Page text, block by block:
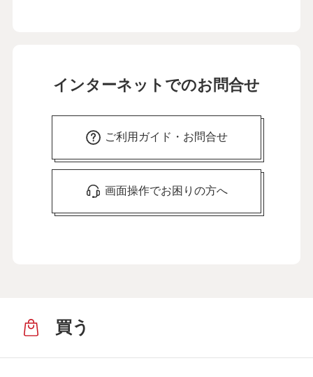
インターネットでのお問合せ
ご利用ガイド・お問合せ
画面操作でお困りの方へ
買う